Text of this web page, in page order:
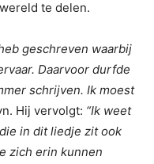
te delen.
geschreven waarbij
Daarvoor durfde
schrijven. Ik moest
Hij vervolgt: “Ik weet
in dit liedje zit ook
zich erin kunnen